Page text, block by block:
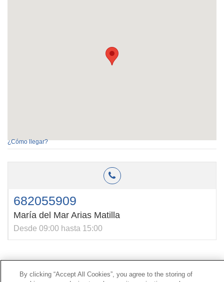
¿Cómo llegar?
682055909
María del Mar Arias Matilla
Desde 09:00 hasta 15:00
Línea Universal 900 203 203|Zona Privada Comisión de
By clicking “Accept All Cookies”, you agree to the storing of